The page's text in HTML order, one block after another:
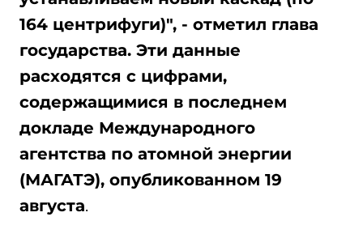
164 центрифуги)", - отметил глава
государства. Эти данные
расходятся с цифрами,
содержащимися в последнем
докладе Международного
агентства по атомной энергии
(МАГАТЭ), опубликованном 19
августа.